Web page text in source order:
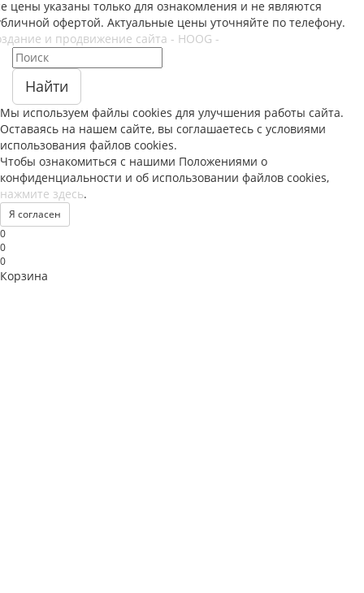
цены указаны только для ознакомления и не являются
офертой. Актуальные цены уточняйте по телефону.
и продвижение сайта - HOOG -
Найти
Мы используем файлы cookies для улучшения работы сайта.
Оставаясь на нашем сайте, вы соглашаетесь с условиями
использования файлов cookies.
Чтобы ознакомиться с нашими Положениями о
конфиденциальности и об использовании файлов cookies,
нажмите здесь.
Я согласен
0
0
0
Корзина